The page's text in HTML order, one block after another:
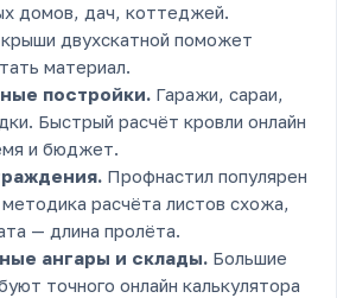
домов, дач, коттеджей.
двухскатной поможет
материал.
постройки. Гаражи, сараи,
Быстрый расчёт кровли онлайн
и бюджет.
Профнастил популярен
расчёта листов схожа,
— длина пролёта.
ангары и склады. Большие
точного онлайн калькулятора